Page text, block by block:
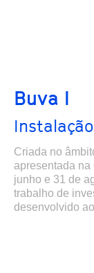
Buva I
Instalação
Criada no
apresentada
junho e 31 de
trabalho de
desenvolvido